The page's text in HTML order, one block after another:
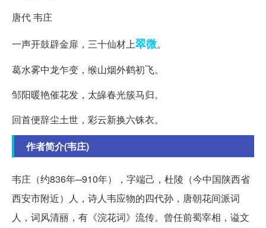
唐代 韦庄
一声开鼓辟金扉，三十仙材上翠微。
葛水雾中龙乍变，缑山烟外鹤初飞。
邹阳暖艳催花发，太皞春光簇马归。
回首便辞尘土世，彩云新换六铢衣。
作者简介(韦庄)
韦庄（约836年─910年），字端己，杜陵（今中国陕西省
西安市附近）人，诗人韦应物的四代孙，唐朝花间派词
人，词风清丽，有《浣花词》流传。曾任前蜀宰相，谥文